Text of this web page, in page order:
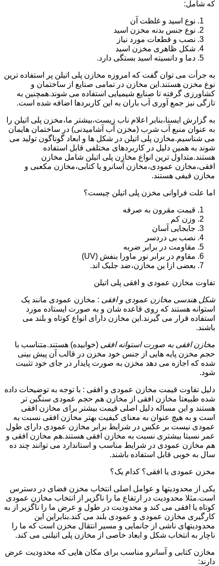
که شامل:
نوع اسید و غلظت آن
نوع جنس بدنه مخزن اسید
نصب و قطعات مورد نیاز
شکل ظاهری مخزن اسید
دما و دانسیته اسید بستگی دارد.
به جرأت می توان گفت که امروزه مخازن پلی اتیلن پر استفاده ترین
نوع مخزن هستند.این مخازن در تمامی صنایع از ساختمان و
کشاورزی گرفته تا صنایع شیمیایی استفاده می شوند.همچنین به
تازگی نیز جمع آوری آب باران به این کاربردها اضافه شده است.
به گزارش ایسنا،بنابر اعلام ناب زیست،بیشتر ما،مخزن پلی اتیلن را
به عنوان منبع آب شرب (مخزن آب آشامیدنی) در ساختمان هایمان
می شناسیم.مخازن پلی اتیلن در شکل ها و ابعاد گوناگون تولید می
شوند به همین دلیل در کاربردهای مختلفی قابل استفاده
هستند.متداول ترین انواع مخازن پلی اتیلن شامل مخازن
افقی،مخازن عمودی،مخازن آسانرو یا کتابی،مخازن مکعبی و
مخازن قیفی هستند.
اما علت فراوانی مخزن پلی اتیلن چیست؟
قیمت مقرون به صرفه
وزن کم
جابجایی آسان
نصب بی دردسر
مقاومت در برابر ضربه
مقاوم در برابر نور ماورا بنفش (UV)
بعضی ازا ین مخازن،ضد جلبک اند.
تفاوت مخازن عمودی و افقی پلی اتیلن
شکل هندسی مخازن عمودی و افقی : مخازن عمودی مانند یک
استوانه هستند که روی قاعده شان و به صورت ایستاده مورد
استفاده قرار می گیرند.این مخازن دارای انواع کوتاه و بلند می
باشند.
مخازن افقی به صورت استوانه افقی (خوابیده) هستند.متناسب با
حجم مخزن پایه هایی از جنس خود مخزن در قالب آن پیش بینی
شده که اجازه می دهد مخزن به صورت پایدار در جای خود تثبیت
شود.
دلیل تفاوت قیمت مخازن عمودی و افقی : با توجه به توضیحات داده
شده طبیعتا مخازن افقی از مخازن هم حجم عمودی سنگین تر
هستند و این مساله دلیل اصلی قیمت بیشتر برای مخازن افقی
است و به هیچ عنوان به معنای کیفیت بهتر مخازن افقی نسبت به
عمودی نیست بر عکس در شرایط برابر مخازن عمودی دارای طول
عمر نسبتا بیشتری نسبت به مخازن افقی هستند.هم مخازن افقی و
هم مخازن عمودی در شرایط مناسب و استاندارد می توانند چند ده
سال به خوبی قابل استفاده باشند.
مخزن عمودی یا افقی؟ کدام یک؟
یکی از محدودیتها و عوامل اصلی انتخاب مخزن فضای در دسترس
است.مثلا محدودیت در ارتفاع ما را ناگزیر از انتخاب مخازن عمودی
کوتاه یا افقی می کند و محدودیت در طول و عرض ما را ناگزیر از به
کارگیری مخازن عمودی و عمودی بلند می کند.بنابراین این
محدودیتهای ناشی از جانمایی و مسیر انتقال مخزن است که ما را
ناچار به انتخاب شکل و ابعاد خاصی از مخازن پلی اتیلنی می کند.
مخازن کتابی و آسانرو مناسب برای مکان هایی که محدودیت عرض
دارند: